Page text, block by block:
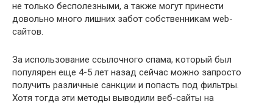
не только бесполезными, а также могут принести
довольно много лишних забот собственникам web-
сайтов.
За использование ссылочного спама, который был
популярен еще 4-5 лет назад сейчас можно запросто
получить различные санкции и попасть под фильтры.
Хотя тогда эти методы выводили веб-сайты на